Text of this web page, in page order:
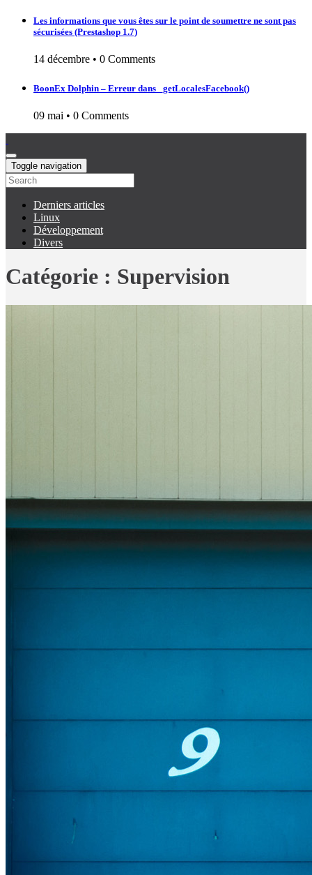
Les informations que vous êtes sur le point de soumettre ne sont pas
sécurisées (Prestashop 1.7)
14 décembre • 0 Comments
BoonEx Dolphin – Erreur dans _getLocalesFacebook()
09 mai • 0 Comments
Toggle navigation
Derniers articles
Linux
Développement
Divers
Catégorie : Supervision